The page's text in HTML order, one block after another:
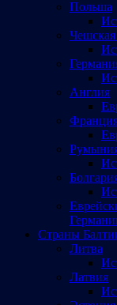
Польша
Англия
Страны
Литва
Латвия